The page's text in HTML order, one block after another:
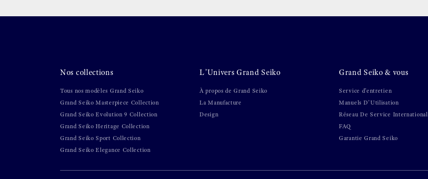
Nos collections
Tous nos modèles Grand Seiko
Grand Seiko Masterpiece Collection
Grand Seiko Evolution 9 Collection
Grand Seiko Heritage Collection
Grand Seiko Sport Collection
Grand Seiko Elegance Collection
L’Univers Grand Seiko
À propos de Grand Seiko
La Manufacture
Design
Grand Seiko & vous
Service d'entretien
Manuels D’Utilisation
Réseau De Service International
FAQ
Garantie Grand Seiko